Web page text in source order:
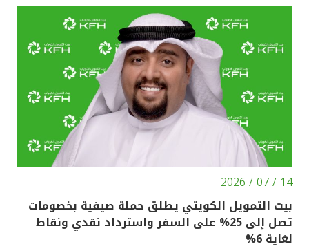
14 / 07 / 2026
بيت التمويل الكويتي يطلق حملة صيفية بخصومات
تصل إلى 25% على السفر واسترداد نقدي ونقاط
لغاية 6%